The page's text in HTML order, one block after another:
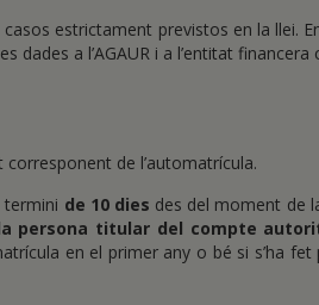
estrictament previstos en la llei.
a l’AGAUR i a l’entitat financera
de l’automatrícula.
termini de 10 dies des del moment de
persona titular del compte
en el primer any o bé si s’ha